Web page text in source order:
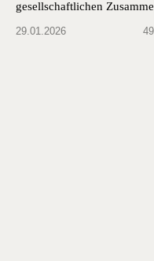
gesellschaftlichen
29.01.2026